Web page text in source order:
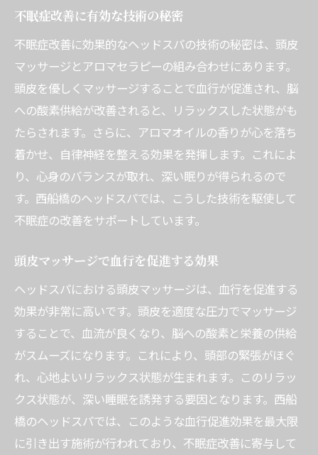
不眠症改善に有効な技術の秘密
不眠症改善に効果的なヘッドスパの技術の秘密は、頭皮
マッサージとアロマセラピーの組み合わせにあります。
頭皮を優しくマッサージすることで血行が促進され、脳
への酸素供給が改善されると、リラックスした状態がも
たらされます。さらに、アロマオイルの香りが心を落ち
着かせ、自律神経を整える効果を発揮します。これによ
り、心身のバランスが取れ、深い眠りが得られるので
す。西船橋のヘッドスパでは、こうした技術を駆使して
不眠症の改善をサポートしています。
頭皮マッサージで血行を促進する効果
ヘッドスパにおける頭皮マッサージは、血行を促進する
効果が非常に高いです。頭皮を適度な圧力でマッサージ
することで、血流が良くなり、脳への酸素と栄養の供給
がスムーズになります。これにより、頭部の緊張がほぐ
れ、心地よいリラックス状態が生まれます。このリラッ
クス状態が、深い睡眠を誘発する要因となります。西船
橋のヘッドスパでは、このような血行促進効果を最大限
に引き出す施術が行われており、不眠症改善に寄与して